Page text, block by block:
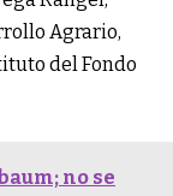
Agrario,
del Fondo
no se